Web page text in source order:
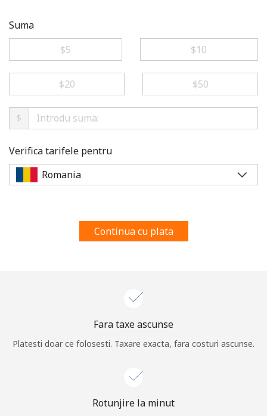
Logheaza-te sau
Log in
Suma
⁦$5⁩
⁦$10⁩
⁦$20⁩ ⁦$50⁩
$
Verifica tarifele pentru
Continua cu plata
Fara taxe ascunse
Platesti doar ce folosesti. Taxare exacta, fara costuri ascunse.
Rotunjire la minut